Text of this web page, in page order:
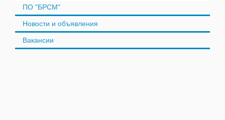
ПО "БРСМ"
Новости и объявления
Вакансии